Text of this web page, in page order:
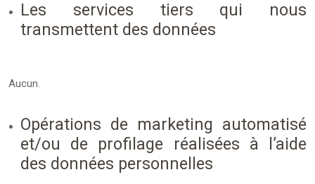
Les services tiers qui nous
transmettent des données
Aucun.
Opérations de marketing automatisé
et/ou de profilage réalisées à l’aide
des données personnelles